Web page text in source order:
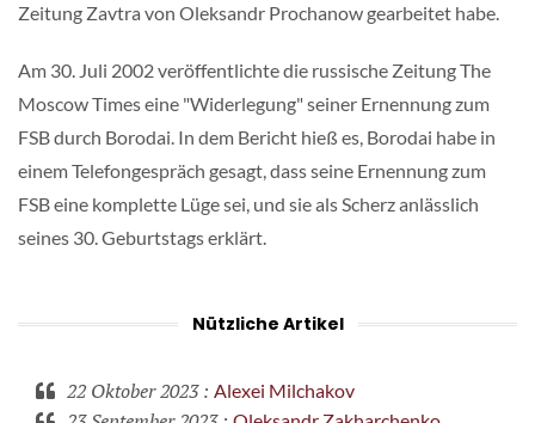
Zeitung Zavtra von Oleksandr Prochanow gearbeitet habe.
Am 30. Juli 2002 veröffentlichte die russische Zeitung The
Moscow Times eine "Widerlegung" seiner Ernennung zum
FSB durch Borodai. In dem Bericht hieß es, Borodai habe in
einem Telefongespräch gesagt, dass seine Ernennung zum
FSB eine komplette Lüge sei, und sie als Scherz anlässlich
seines 30. Geburtstags erklärt.
Nützliche Artikel
22 Oktober 2023: Alexei Milchakov